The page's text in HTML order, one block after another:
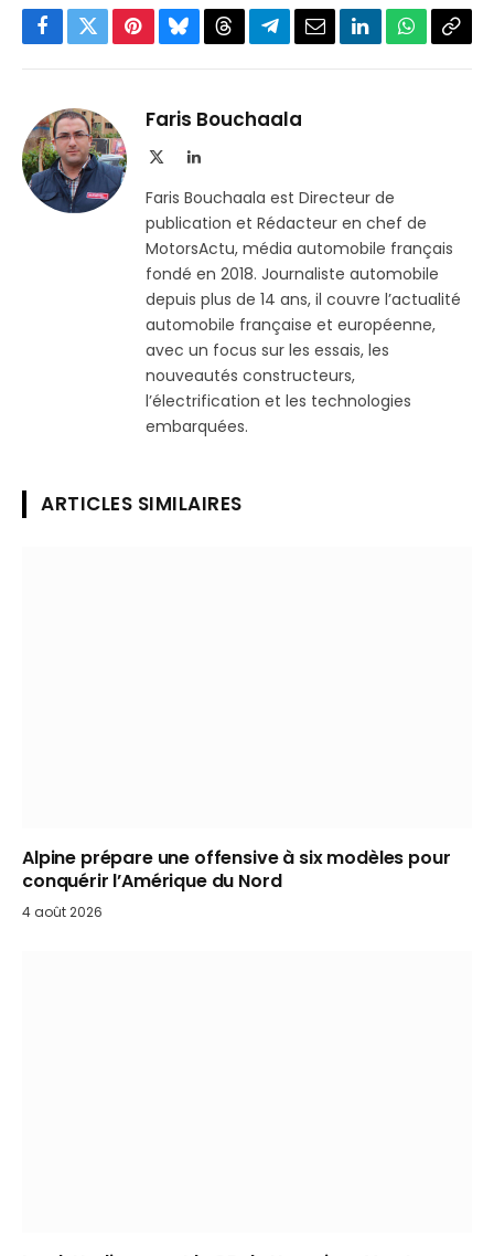
Facebook
TwitterPinterestBlueskyThreadsPartager
Telegram
EmailLinkedInWhatsApp
Faris Bouchaala
LinkedIn
Faris Bouchaala est Directeur de
publication et Rédacteur en chef de
MotorsActu, média automobile français
fondé en 2018. Journaliste automobile
depuis plus de 14 ans, il couvre l’actualité
automobile française et européenne,
avec un focus sur les essais, les
nouveautés constructeurs,
l’électrification et les technologies
embarquées.
ARTICLES SIMILAIRES
Alpine prépare une offensive à six modèles pour
conquérir l’Amérique du Nord
4 août 2026